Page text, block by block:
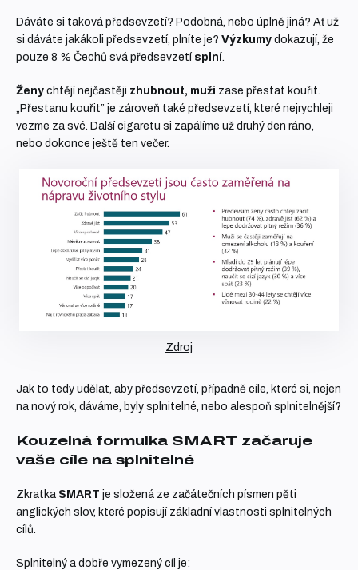
Dáváte si taková předsevzetí? Podobná, nebo úplně jiná? Ať už
si dáváte jakákoli předsevzetí, plníte je? Výzkumy dokazují, že
pouze 8 % Čechů svá předsevzetí splní.
Ženy chtějí nejčastěji zhubnout, muži zase přestat kouřit.
„Přestanu kouřit” je zároveň také předsevzetí, které nejrychleji
vezme za své. Další cigaretu si zapálíme už druhý den ráno,
nebo dokonce ještě ten večer.
Zdroj
Jak to tedy udělat, aby předsevzetí, případně cíle, které si, nejen
na nový rok, dáváme, byly splnitelné, nebo alespoň splnitelnější?
Kouzelná formulka SMART začaruje
vaše cíle na splnitelné
Zkratka SMART je složená ze začátečních písmen pěti
anglických slov, které popisují základní vlastnosti splnitelných
cílů.
Splnitelný a dobře vymezený cíl je: